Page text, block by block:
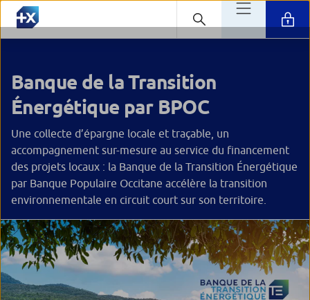
Banque de la Transition
Énergétique par BPOC
Une collecte d’épargne locale et traçable, un
accompagnement sur-mesure au service du financement
des projets locaux : la Banque de la Transition Énergétique
par Banque Populaire Occitane accélère la transition
environnementale en circuit court sur son territoire.